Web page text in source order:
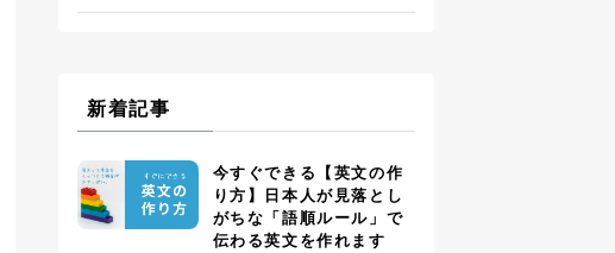
新着記事
今すぐできる【英文の作
り方】日本人が見落とし
がちな「語順ルール」で
伝わる英文を作れます